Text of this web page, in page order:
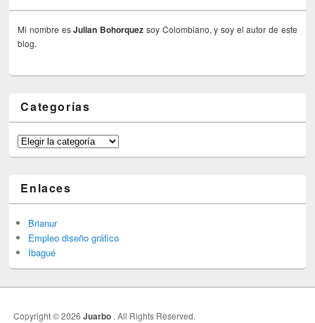
Mi nombre esJulian Bohorquez soy Colombiano, y soy el autor de este
blog.
Categorías
Categorías
Enlaces
Brianur
Empleo diseño gráfico
Ibagué
Copyright © 2026Juarbo . All Rights Reserved.